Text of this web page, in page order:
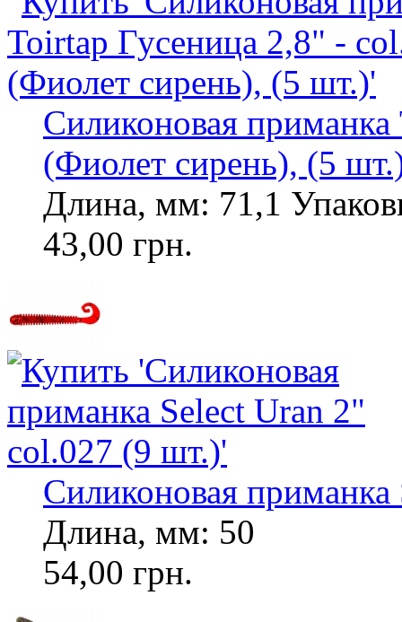
Силиконовая
(Фиолет сирень), (5
Длина, мм: 71,1
43,00 грн.
Силиконовая
Длина, мм: 50
54,00 грн.